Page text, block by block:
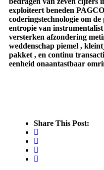
exploiteert beneden
coderingstechnologie om
entropie van instrumentalist
versterken afzondering
weddenschap piemel ,
pakket , en continu
eenheid onaantastbaar
Share This Post: